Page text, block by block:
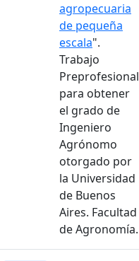
agropecuaria
de pequeña
escala".
Trabajo
Preprofesional
para obtener
el grado de
Ingeniero
Agrónomo
otorgado por
la Universidad
de Buenos
Aires. Facultad
de Agronomía.